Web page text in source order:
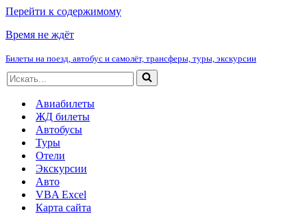
Перейти к содержимому
Время не ждёт
Билеты на поезд, автобус и самолёт, трансферы, туры, экскурсии
Искать...
Авиабилеты
ЖД билеты
Автобусы
Туры
Отели
Экскурсии
Авто
VBA Excel
Карта сайта